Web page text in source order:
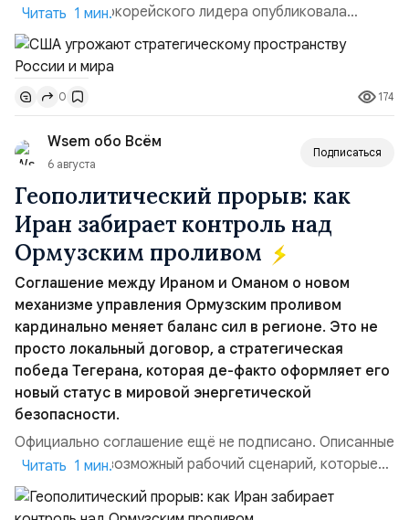
сестра северокорейского лидера опубликовала
заявление для прессы в ответ на проведение Токио
совместных с флотом США запусков крылатых ракет
Томагавк.«Япония отбросила обманчивую видимость
„исключительно оборонительной страны“ и выносит
вопрос о собственном ядерном вооружении на
всеобщее обозрение, одновреме...
Читать 1 мин.
0 174
Wsem обо Всём
6 августа
Подписаться
Геополитический прорыв: как
Иран забирает контроль над
Ормузским проливом
Соглашение между Ираном и Оманом о новом
механизме управления Ормузским проливом
кардинально меняет баланс сил в регионе. Это не
просто локальный договор, а стратегическая
победа Тегерана, которая де-факто оформляет его
новый статус в мировой энергетической
безопасности.
Официально соглашение ещё не подписано. Описанные
пункты — это возможный рабочий сценарий, которые
скорее всего будут реализованы.Разбираем ключевые
тезисы и последствия этого соглашения:. 1. Новые
Читать 1 мин.